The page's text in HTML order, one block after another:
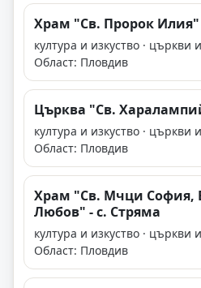
Храм "Св. Пророк Илия"
култура и изкуство · църкви
Област: Пловдив
Църква "Св.
култура и изкуство · църкви
Област: Пловдив
Храм "Св. Мчци София,
Любов" - с. Стряма
култура и изкуство · църкви
Област: Пловдив